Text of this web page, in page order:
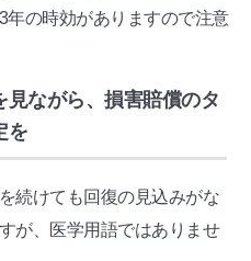
年の時効がありますので注意
ながら、損害賠償のタ
を
続けても回復の見込みがな
が、医学用語ではありませ